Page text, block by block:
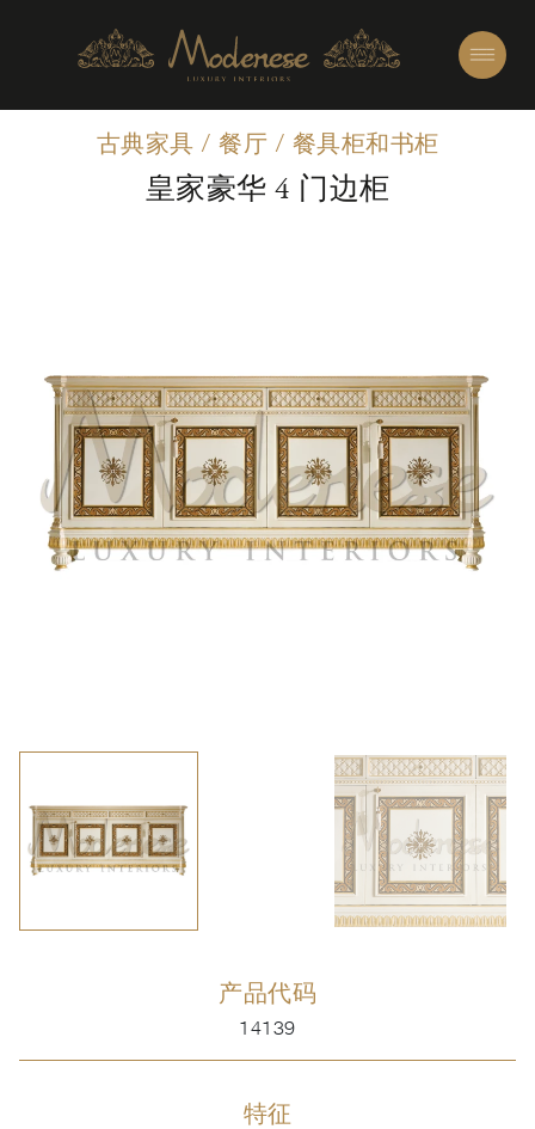
古典家具 / 餐厅 / 餐具柜和书柜
皇家豪华 4 门边柜
产品代码
14139
特征